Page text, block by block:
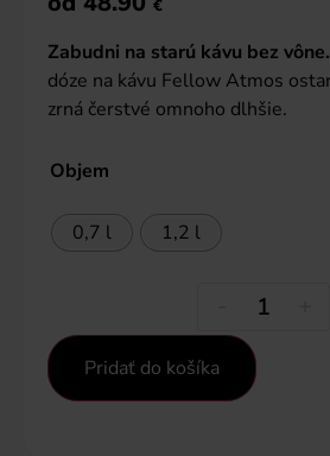
€
Zabudni na starú kávu bez vône.
dóze na kávu Fellow Atmos
zrná čerstvé omnoho dlhšie.
Objem
0,7 l 1,2 l
Pridať do košíka